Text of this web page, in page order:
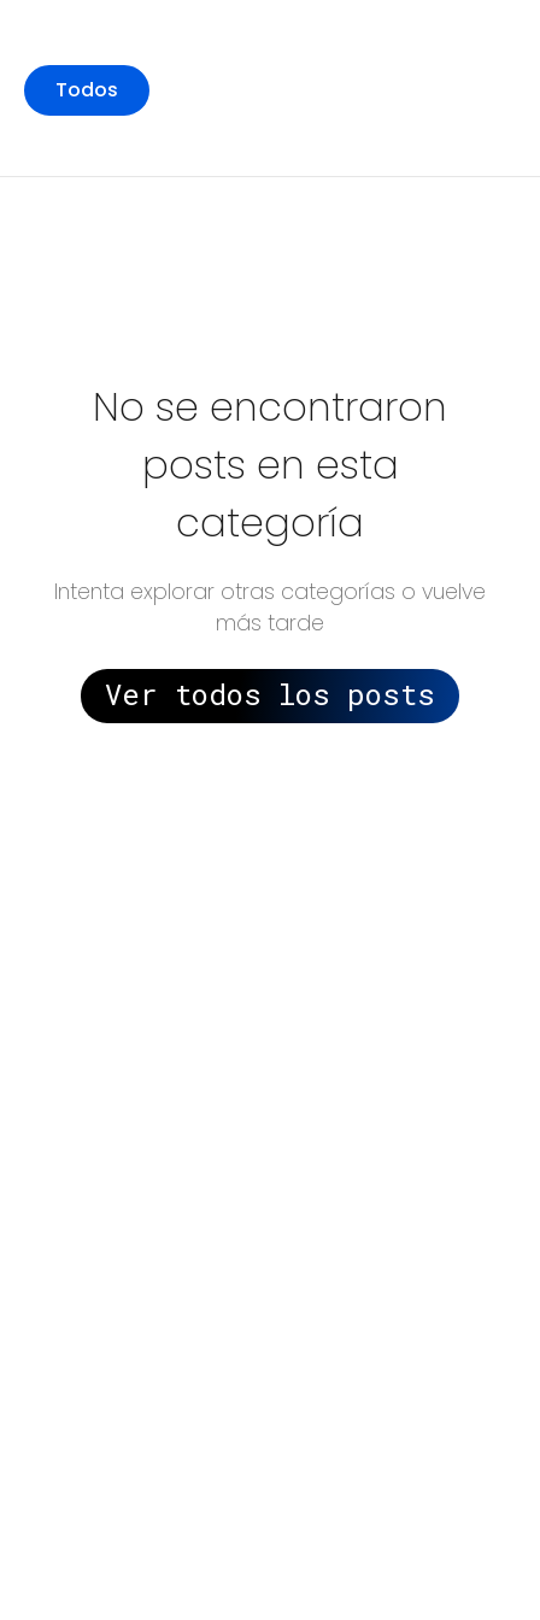
Todos
No se encontraron
posts en esta
categoría
Intenta explorar otras categorías o vuelve
más tarde
Ver todos los posts